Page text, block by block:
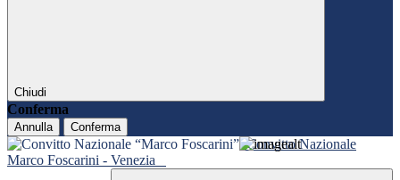
Chiudi
Conferma
Annulla Conferma
Convitto Nazionale
Marco Foscarini - Venezia